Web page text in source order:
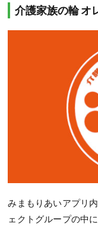
介護家族の輪 オ
みまもりあいアプリ
ェクトグループの中